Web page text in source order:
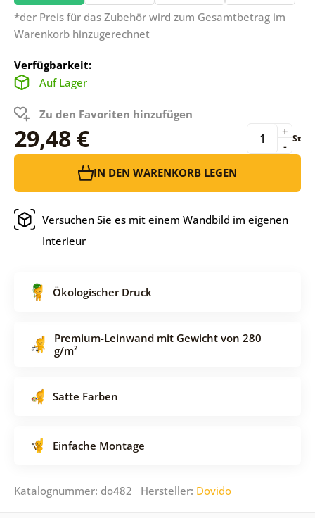
*der Preis für das Zubehör wird zum Gesamtbetrag im
Warenkorb hinzugerechnet
Verfügbarkeit:
Auf Lager
Zu den Favoriten hinzufügen
29,48 € -
+ St
IN DEN WARENKORB LEGEN
Versuchen Sie es mit einem Wandbild im eigenen
Interieur
Ökologischer Druck
Premium-Leinwand mit Gewicht von 280
g/m²
Satte Farben
Einfache Montage
Katalognummer: do482 Hersteller: Dovido